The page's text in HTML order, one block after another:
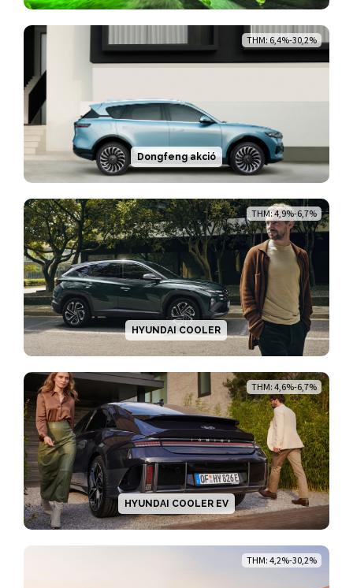
THM: 6,4%-30,2%
Dongfeng akció
THM: 4,9%-6,7%
HYUNDAI COOLER
THM: 4,6%-6,7%
HYUNDAI COOLER EV
THM: 4,2%-30,2%